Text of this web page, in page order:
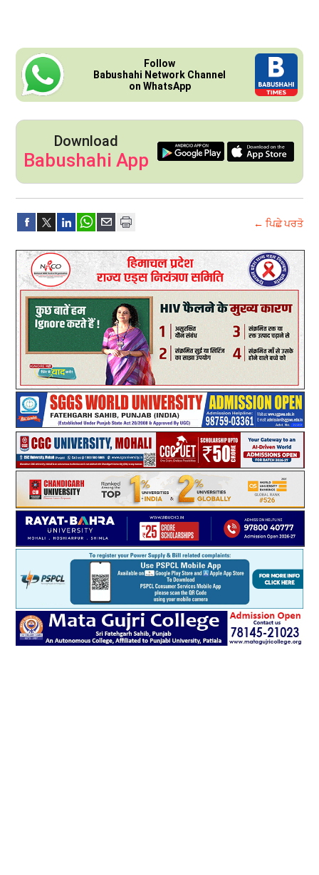
Follow
Babushahi Network Channel
on WhatsApp
Download
Babushahi App
← ਪਿਛੇ ਪਰਤੋ